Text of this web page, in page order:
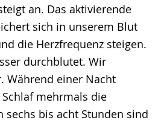
an. Das aktivierende
sich in unserem Blut
die Herzfrequenz steigen.
durchblutet. Wir
Während einer Nacht
mehrmals die
sechs bis acht Stunden sind